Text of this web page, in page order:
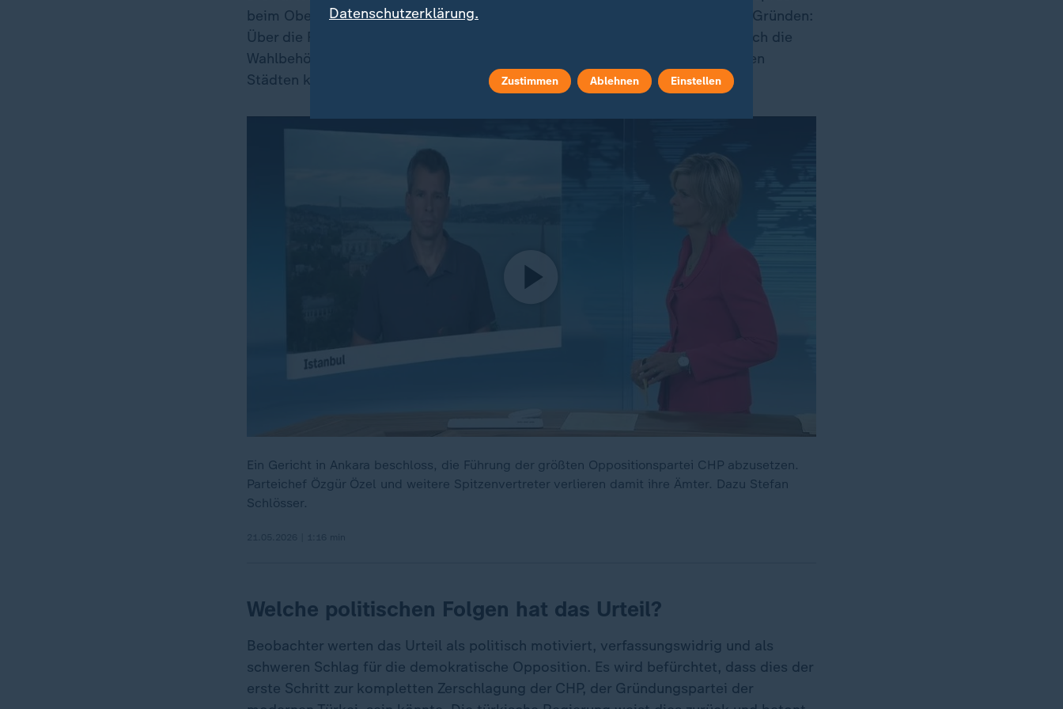
beim Obersten Gerichtshof ein. Die CHP argumentiert zudem aus formellen Gründen:
Über die Rechtmäßigkeit von Abstimmungen auf Parteitagen müsse eigentlich die
Wahlbehörde entscheiden, nicht ein reguläres Gericht. In Ankara und weiteren
Städten kam es infolge des Urteils bereits zu Protesten von Anhängern.
Ein Gericht in Ankara beschloss, die Führung der größten Oppositionspartei CHP abzusetzen.
Parteichef Özgür Özel und weitere Spitzenvertreter verlieren damit ihre Ämter. Dazu Stefan
Schlösser.
Welche politischen Folgen hat das Urteil?
Beobachter werten das Urteil als politisch motiviert, verfassungswidrig und als
schweren Schlag für die demokratische Opposition. Es wird befürchtet, dass dies der
erste Schritt zur kompletten Zerschlagung der CHP, der Gründungspartei der
Datenschutzerklärung.
Zustimmen Ablehnen Einstellen